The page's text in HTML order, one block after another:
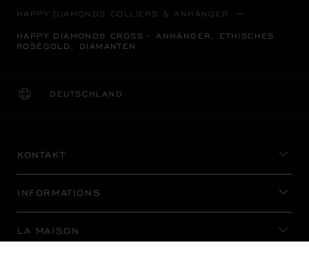
HAPPY DIAMONDS COLLIERS & ANHÄNGER
HAPPY DIAMONDS CROSS - ANHÄNGER, ETHISCHES
ROSÉGOLD, DIAMANTEN
DEUTSCHLAND
LOKALISIERUNG (LAND ÄNDERN)
LAND ÄNDERN
KONTAKT
INFORMATIONS
LA MAISON